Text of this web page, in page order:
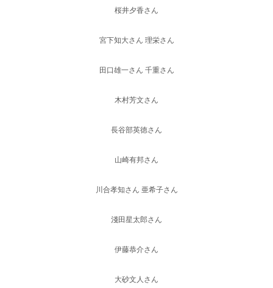
桜井夕香さん
宮下知大さん 理栄さん
田口雄一さん 千重さん
木村芳文さん
長谷部英徳さん
山崎有邦さん
川合孝知さん 亜希子さん
淺田星太郎さん
伊藤恭介さん
大砂文人さん